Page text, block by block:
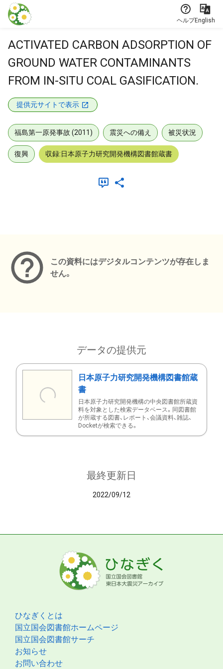
本文に飛ぶ
ヘルプEnglish
ACTIVATED CARBON ADSORPTION OF
GROUND WATER CONTAMINANTS
FROM IN-SITU COAL GASIFICATION.
提供元サイトで表示
福島第一原発事故 (2011) 震災への備え 被災状況
復興 収録:日本原子力研究開発機構図書館蔵書
この資料にはデジタルコンテンツが存在しま
せん。
データの提供元
日本原子力研究開発機構図書館蔵
書
日本原子力研究開発機構の中央図書館所蔵資
料を対象とした検索データベース。同図書館
が所蔵する図書、レポート、会議資料、雑誌、
Docketが検索できる。
最終更新日
2022/09/12
ひなぎくとは
国立国会図書館ホームページ
国立国会図書館サーチ
お知らせ
お問い合わせ